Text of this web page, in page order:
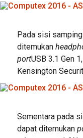
Pada sisi samping
ditemukan
portUSB 3.1 Gen 1,
Kensington
Sementara pada
dapat ditemukan